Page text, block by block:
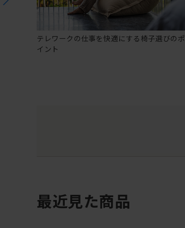
テレワークの仕事を快適にする椅子選びのポ
イント
最近見た商品